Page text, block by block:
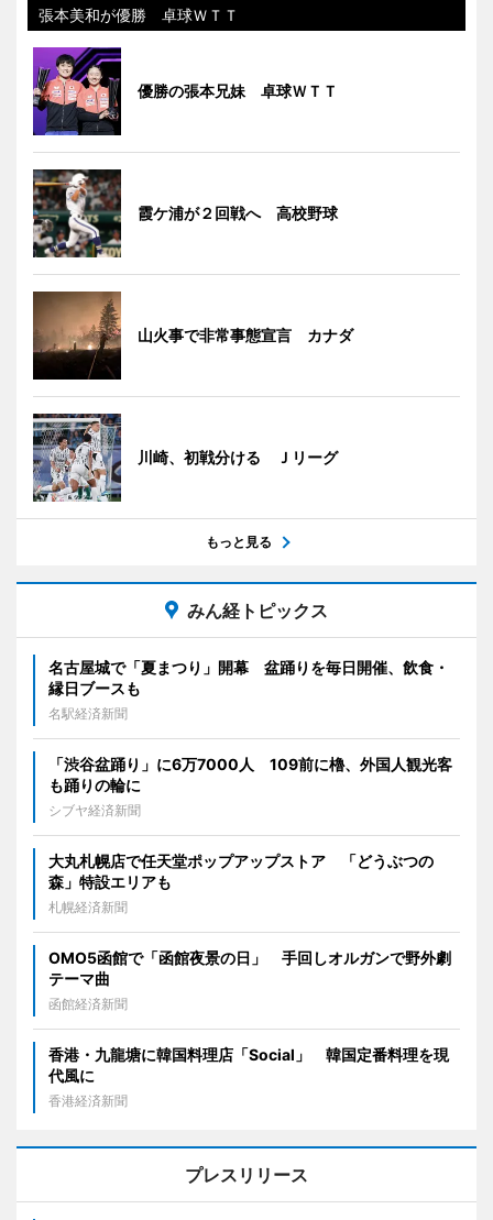
張本美和が優勝 卓球ＷＴＴ
優勝の張本兄妹 卓球ＷＴＴ
霞ケ浦が２回戦へ 高校野球
山火事で非常事態宣言 カナダ
川崎、初戦分ける Ｊリーグ
もっと見る
みん経トピックス
名古屋城で「夏まつり」開幕 盆踊りを毎日開催、飲食・
縁日ブースも
名駅経済新聞
「渋谷盆踊り」に6万7000人 109前に櫓、外国人観光客
も踊りの輪に
シブヤ経済新聞
大丸札幌店で任天堂ポップアップストア 「どうぶつの
森」特設エリアも
札幌経済新聞
OMO5函館で「函館夜景の日」 手回しオルガンで野外劇
テーマ曲
函館経済新聞
香港・九龍塘に韓国料理店「Social」 韓国定番料理を現
代風に
香港経済新聞
プレスリリース